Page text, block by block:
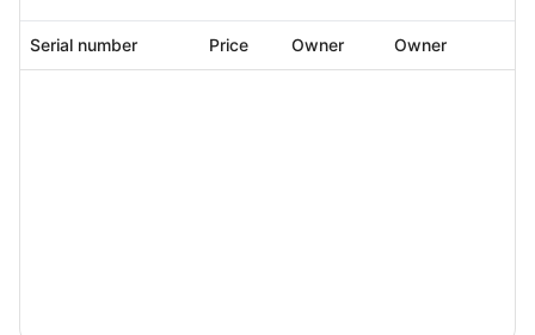
Serial number Price Owner Owner